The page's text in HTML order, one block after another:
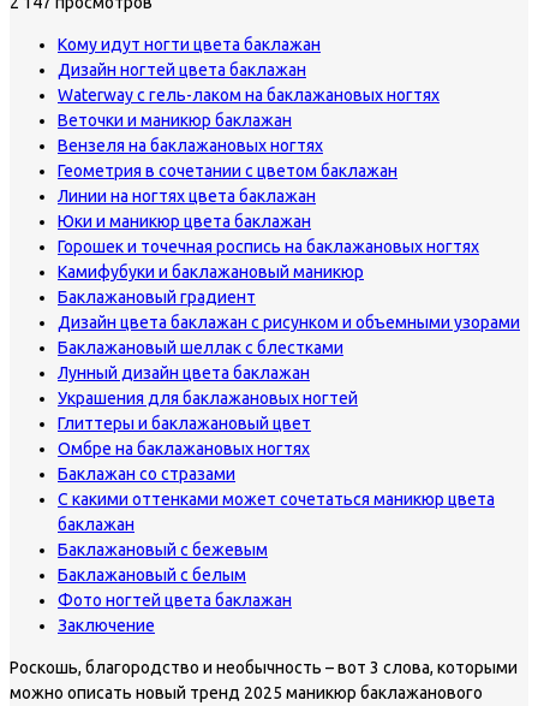
Кому идут ногти цвета баклажан
Дизайн ногтей цвета баклажан
Waterway с гель-лаком на баклажановых ногтях
Веточки и маникюр баклажан
Вензеля на баклажановых ногтях
Геометрия в сочетании с цветом баклажан
Линии на ногтях цвета баклажан
Юки и маникюр цвета баклажан
Горошек и точечная роспись на баклажановых ногтях
Камифубуки и баклажановый маникюр
Баклажановый градиент
Дизайн цвета баклажан с рисунком и объемными узорами
Баклажановый шеллак с блестками
Лунный дизайн цвета баклажан
Украшения для баклажановых ногтей
Глиттеры и баклажановый цвет
Омбре на баклажановых ногтях
Баклажан со стразами
С какими оттенками может сочетаться маникюр цвета
баклажан
Баклажановый с бежевым
Баклажановый с белым
Фото ногтей цвета баклажан
Заключение
Роскошь, благородство и необычность – вот 3 слова, которыми
можно описать новый тренд 2025 маникюр баклажанового